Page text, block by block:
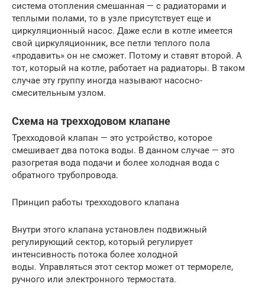
система отопления смешанная — с радиаторами и
теплыми полами, то в узле присутствует еще и
циркуляционный насос. Даже если в котле имеется
свой циркуляционник, все петли теплого пола
«продавить» он не сможет. Потому и ставят второй. А
тот, который на котле, работает на радиаторы. В таком
случае эту группу иногда называют насосно-
смесительным узлом.
Схема на трехходовом клапане
Трехходовой клапан — это устройство, которое
смешивает два потока воды. В данном случае — это
разогретая вода подачи и более холодная вода с
обратного трубопровода.
Принцип работы трехходового клапана
Внутри этого клапана установлен подвижный
регулирующий сектор, который регулирует
интенсивность потока более холодной
воды. Управляться этот сектор может от термореле,
ручного или электронного термостата.